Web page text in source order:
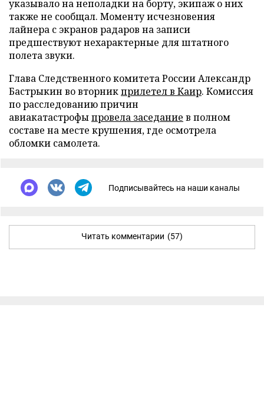
указывало на неполадки на борту, экипаж о них
также не сообщал. Моменту исчезновения
лайнера с экранов радаров на записи
предшествуют нехарактерные для штатного
полета звуки.
Глава Следственного комитета России Александр
Бастрыкин во вторникприлетел в Каир. Комиссия
по расследованию причин
авиакатастрофыпровела заседание в полном
составе на месте крушения, где осмотрела
обломки самолета.
Подписывайтесь на наши каналы
Читать комментарии (57)